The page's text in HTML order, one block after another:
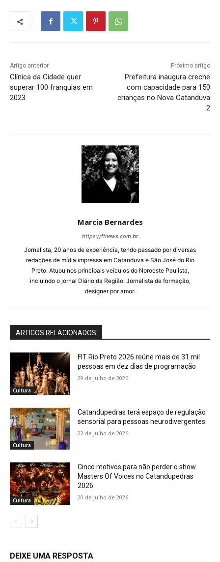
Artigo anterior
Clínica da Cidade quer
superar 100 franquias em
2023
Próximo artigo
Prefeitura inaugura creche
com capacidade para 150
crianças no Nova Catanduva
2
Marcia Bernardes
https://ftnews.com.br
Jornalista, 20 anos de experiência, tendo passado por diversas
redações de mídia impressa em Catanduva e São José do Rio
Preto. Atuou nos principais veículos do Noroeste Paulista,
incluindo o jornal Diário da Região. Jornalista de formação,
designer por amor.
ARTIGOS RELACIONADOS
Cultura
FIT Rio Preto 2026 reúne mais de 31 mil
pessoas em dez dias de programação
29 de julho de 2026
Cultura
Catandupedras terá espaço de regulação
sensorial para pessoas neurodivergentes
22 de julho de 2026
Cultura
Cinco motivos para não perder o show
Masters Of Voices no Catandupedras
2026
20 de julho de 2026
DEIXE UMA RESPOSTA